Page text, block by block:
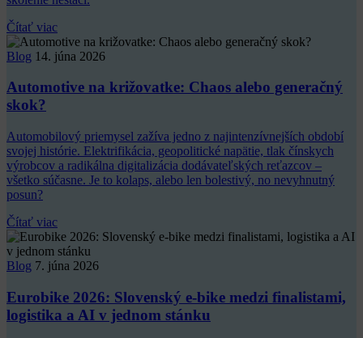
Čítať viac
Blog 14. júna 2026
Automotive na križovatke: Chaos alebo generačný
skok?
Automobilový priemysel zažíva jedno z najintenzívnejších období
svojej histórie. Elektrifikácia, geopolitické napätie, tlak čínskych
výrobcov a radikálna digitalizácia dodávateľských reťazcov –
všetko súčasne. Je to kolaps, alebo len bolestivý, no nevyhnutný
posun?
Čítať viac
Blog 7. júna 2026
Eurobike 2026: Slovenský e-bike medzi finalistami,
logistika a AI v jednom stánku